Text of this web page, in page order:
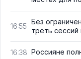
16:55
Без
треть
16:38 Россияне